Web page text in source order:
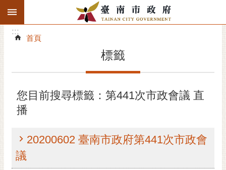
跳到主要內容區塊
搜
階
精彩府城
市府動態
市府團隊
主題服務
:::
:::
首頁
標籤
您目前搜尋標籤：第441次市政會議 直
播
20200602 臺南市政府第441次市政會
議